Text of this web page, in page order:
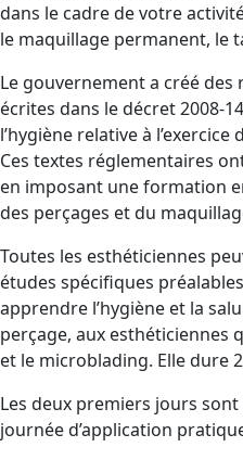
dans le cadre de votre
le maquillage permanent, le
Le gouvernement a créé
écrites dans le décret 2008-
l’hygiène relative à
Ces textes réglementaires
en imposant une formation
des perçages et du
Toutes les esthéticiennes
études spécifiques
apprendre l’hygiène et la
perçage, aux esthéticiennes
et le microblading. Elle dure
Les deux premiers jours sont
journée d’application